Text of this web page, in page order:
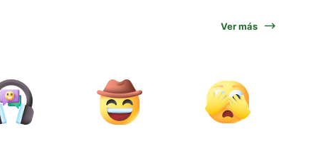
Ver más